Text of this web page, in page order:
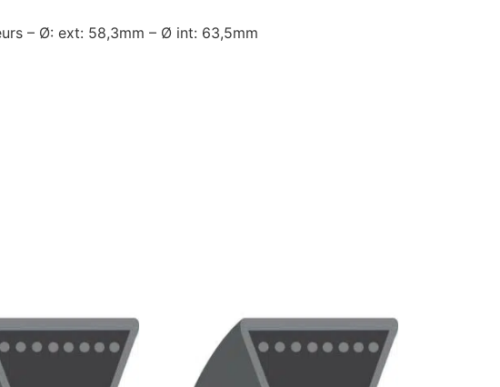
– Ø: ext: 58,3mm – Ø int: 63,5mm